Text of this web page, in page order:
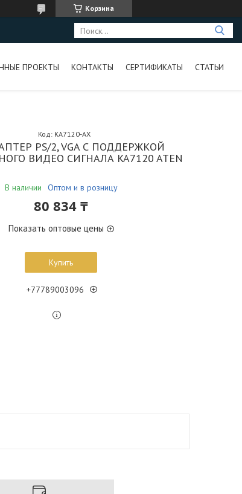
Корзина
ПРОЕКТЫ КОНТАКТЫ СЕРТИФИКАТЫ СТАТЬИ
PS/2, VGA С ПОДДЕРЖКОЙ
ВИДЕО СИГНАЛА KA7120 ATEN
В наличии Оптом и в розницу
Код: KA7120-AX
80 834 ₸
Показать оптовые цены
Купить
+77789003096